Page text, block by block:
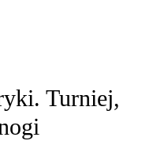
Turniej,